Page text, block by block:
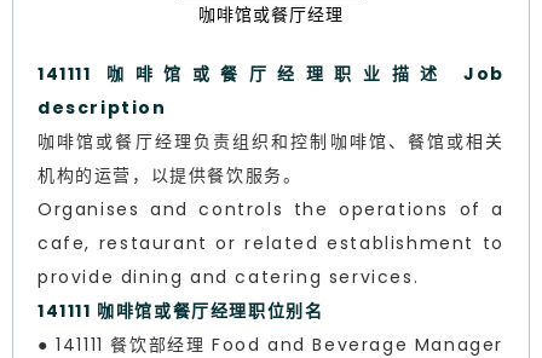
咖啡馆或餐厅经理
141111 咖啡馆或餐厅经理职业描述 Job
description
咖啡馆或餐厅经理负责组织和控制咖啡馆、餐馆或相关
机构的运营，以提供餐饮服务。
Organises and controls the operations of a
cafe, restaurant or related establishment to
provide dining and catering services.
141111 咖啡馆或餐厅经理职位别名
● 141111 餐饮部经理 Food and Beverage Manager